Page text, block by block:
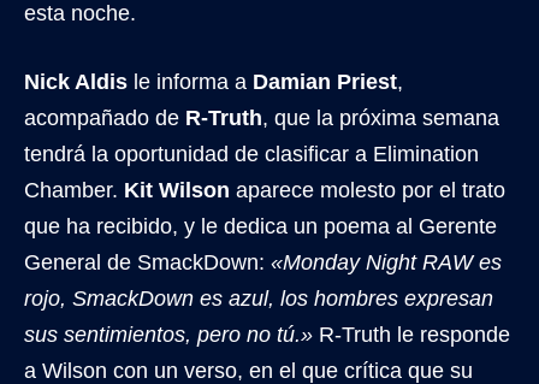
esta noche.
Nick Aldis le informa a Damian Priest,
acompañado de R-Truth, que la próxima semana
tendrá la oportunidad de clasificar a Elimination
Chamber. Kit Wilson aparece molesto por el trato
que ha recibido, y le dedica un poema al Gerente
General de SmackDown: «Monday Night RAW es
rojo, SmackDown es azul, los hombres expresan
sus sentimientos, pero no tú.» R-Truth le responde
a Wilson con un verso, en el que crítica que su